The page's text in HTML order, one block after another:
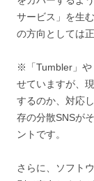
サービス」を生
の方向としては
※「Tumbler」や
せていますが、
するのか、対応
存の分散SNSが
ントです。
さらに、ソフト